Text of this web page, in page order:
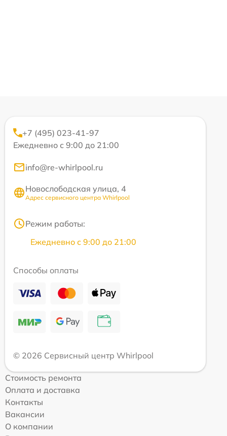
+7 (495) 023-41-97
Ежедневно с 9:00 до 21:00
info@re-whirlpool.ru
Новослободская улица, 4
Адрес сервисного центра Whirlpool
Режим работы:
Ежедневно с 9:00 до 21:00
Способы оплаты
© 2026 Сервисный центр Whirlpool
Стоимость ремонта
Оплата и доставка
Контакты
Вакансии
О компании